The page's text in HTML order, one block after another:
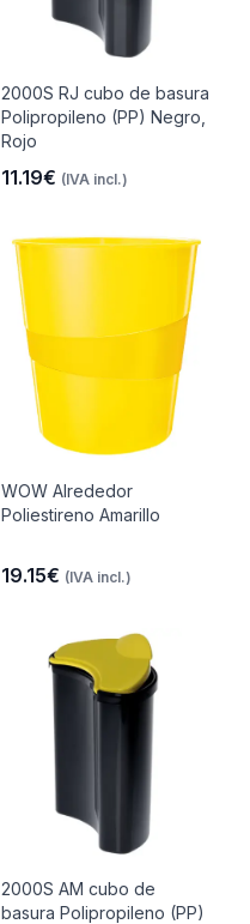
2000S RJ cubo de basura
Polipropileno (PP) Negro,
Rojo
11.19€ (IVA incl.)
WOW Alrededor
Poliestireno Amarillo
19.15€ (IVA incl.)
2000S AM cubo de
basura Polipropileno (PP)